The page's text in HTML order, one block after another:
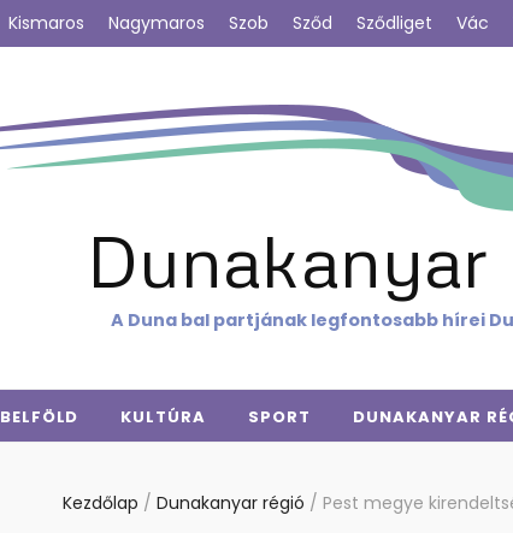
Kismaros Nagymaros Szob Sződ Sződliget Vác
Dunakanyar
A Duna bal partjának legfontosabb hírei
BELFÖLD KULTÚRA SPORT DUNAKANYAR
Kezdőlap / Dunakanyar régió / Pest megye